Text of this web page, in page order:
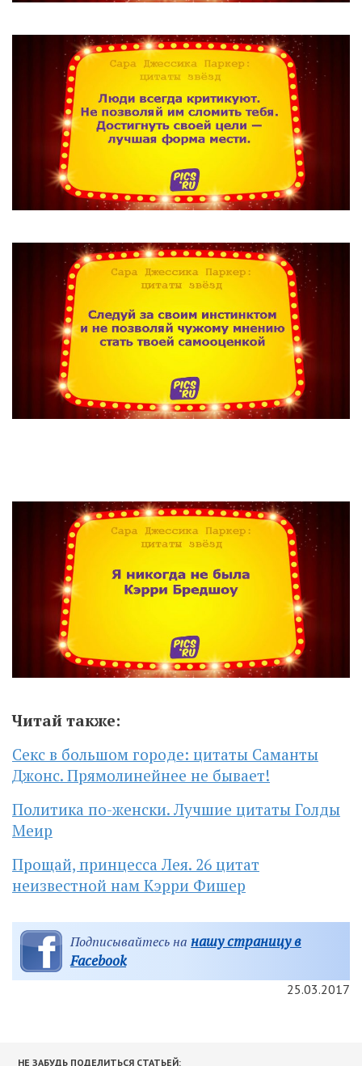
Читай также:
Секс в большом городе: цитаты Саманты
Джонс. Прямолинейнее не бывает!
Политика по-женски. Лучшие цитаты Голды
Меир
Прощай, принцесса Лея. 26 цитат
неизвестной нам Кэрри Фишер
Подписывайтесь на нашу страницу в
Facebook
25.03.2017
НЕ ЗАБУДЬ ПОДЕЛИТЬСЯ СТАТЬЕЙ: